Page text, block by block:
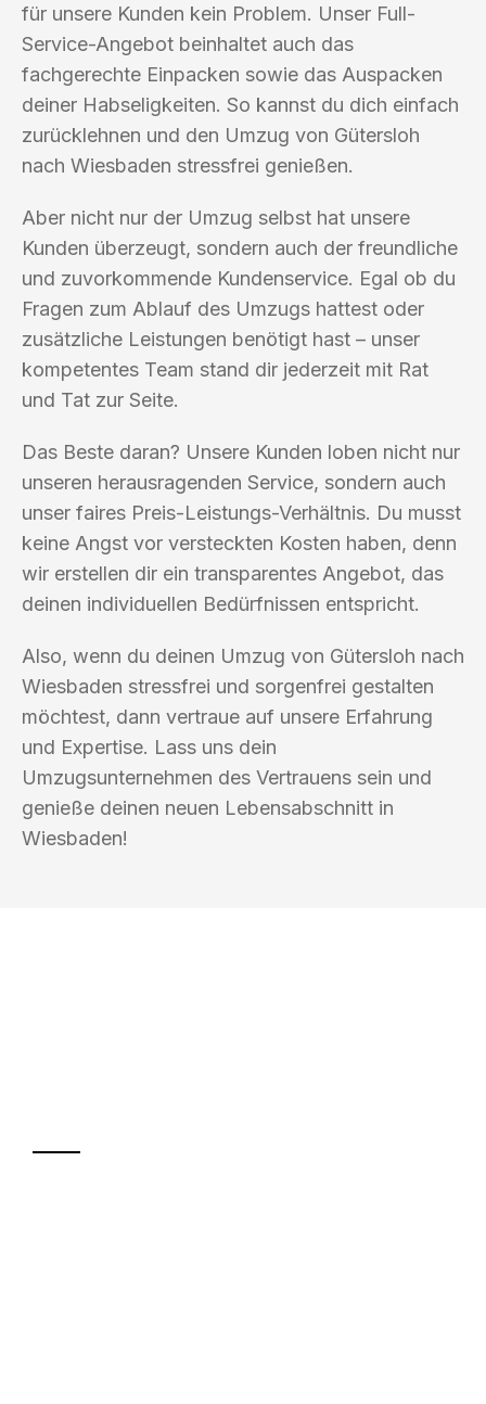
für unsere Kunden kein Problem. Unser Full-
Service-Angebot beinhaltet auch das
fachgerechte Einpacken sowie das Auspacken
deiner Habseligkeiten. So kannst du dich einfach
zurücklehnen und den Umzug von Gütersloh
nach Wiesbaden stressfrei genießen.
Aber nicht nur der Umzug selbst hat unsere
Kunden überzeugt, sondern auch der freundliche
und zuvorkommende Kundenservice. Egal ob du
Fragen zum Ablauf des Umzugs hattest oder
zusätzliche Leistungen benötigt hast – unser
kompetentes Team stand dir jederzeit mit Rat
und Tat zur Seite.
Das Beste daran? Unsere Kunden loben nicht nur
unseren herausragenden Service, sondern auch
unser faires Preis-Leistungs-Verhältnis. Du musst
keine Angst vor versteckten Kosten haben, denn
wir erstellen dir ein transparentes Angebot, das
deinen individuellen Bedürfnissen entspricht.
Also, wenn du deinen Umzug von Gütersloh nach
Wiesbaden stressfrei und sorgenfrei gestalten
möchtest, dann vertraue auf unsere Erfahrung
und Expertise. Lass uns dein
Umzugsunternehmen des Vertrauens sein und
genieße deinen neuen Lebensabschnitt in
Wiesbaden!